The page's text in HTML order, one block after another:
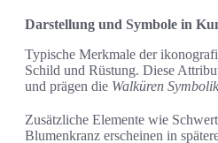
Darstellung und Symbole in
Typische Merkmale der
Schild und Rüstung. Diese
und prägen die Walküren Symbolik
Zusätzliche Elemente wie
Blumenkranz erscheinen in